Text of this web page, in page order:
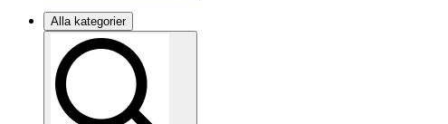
Alla kategorier